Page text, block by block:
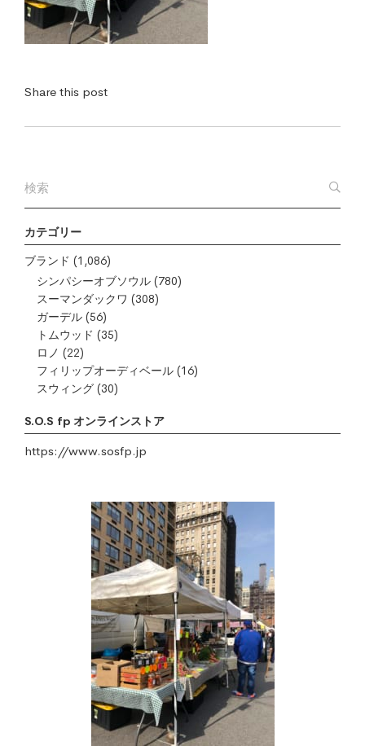
カテゴリー
ブランド (1,086)
シンパシーオブソウル (780)
スーマンダックワ (308)
ガーデル (56)
トムウッド (35)
ロノ (22)
フィリップオーディベール (16)
スウィング (30)
S.O.S fp オンラインストア
https://www.sosfp.jp
Share this post